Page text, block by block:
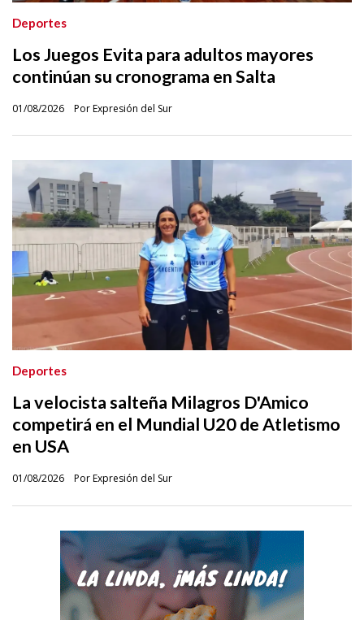
Los Juegos Evita para adultos mayores
continúan su cronograma en Salta
Por Expresión del Sur
Deportes
01/08/2026
La velocista salteña Milagros D'Amico
competirá en el Mundial U20 de Atletismo
en USA
Por Expresión del Sur
Deportes
01/08/2026